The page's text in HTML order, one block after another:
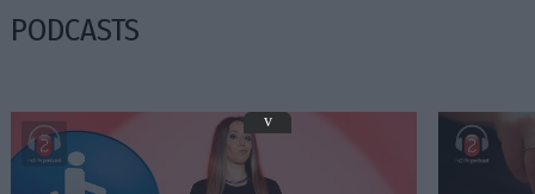
PODCASTS
v